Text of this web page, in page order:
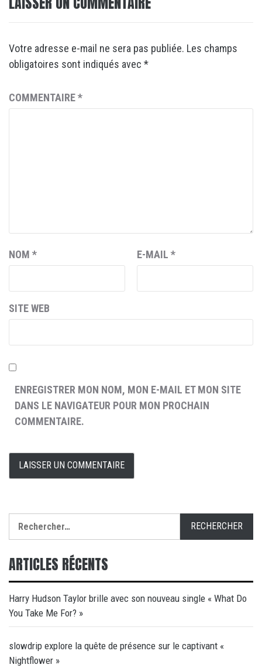
Votre adresse e-mail ne sera pas publiée. Les champs
obligatoires sont indiqués avec *
COMMENTAIRE*
NOM * E-MAIL *
SITE WEB
ENREGISTRER MON NOM, MON E-MAIL ET MON SITE
DANS LE NAVIGATEUR POUR MON PROCHAIN
COMMENTAIRE.
ARTICLES RÉCENTS
Harry Hudson Taylor brille avec son nouveau single « What Do
You Take Me For? »
slowdrip explore la quête de présence sur le captivant «
Nightflower »